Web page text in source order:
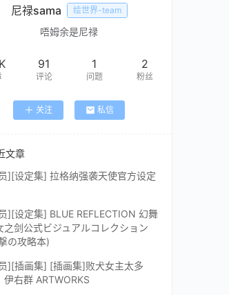
尼禄sama 绘世界-team
唔姆余是尼禄
91
评论
1
问题
2
粉丝
关注 私信
文章
][设定集] 拉格纳强袭天使官方设定
][设定集] BLUE REFLECTION 幻舞
之剑公式ビジュアルコレクション
の攻略本)
][插画集] [插画集]败犬女主太多
伊右群 ARTWORKS